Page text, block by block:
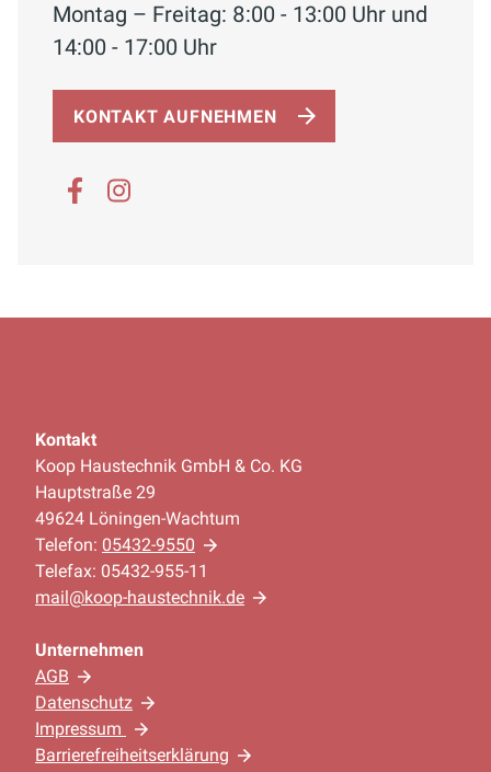
Montag – Freitag: 8:00 - 13:00 Uhr und
14:00 - 17:00 Uhr
KONTAKT AUFNEHMEN
Kontakt
Koop Haustechnik GmbH & Co. KG
Hauptstraße 29
49624 Löningen-Wachtum
Telefon: 05432-9550
Telefax: 05432-955-11
mail@koop-haustechnik.de
Unternehmen
AGB
Datenschutz
Impressum
Barrierefreiheitserklärung